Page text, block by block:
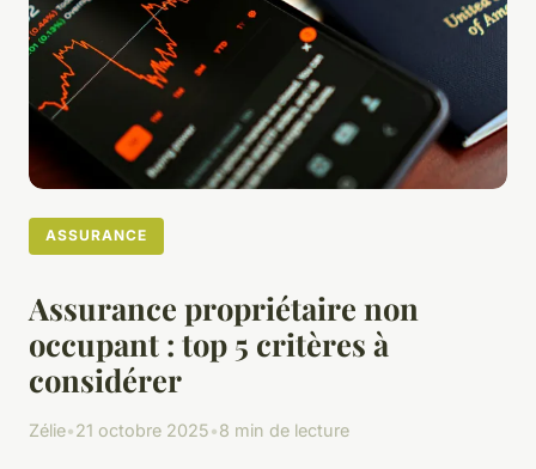
ASSURANCE
Assurance propriétaire non
occupant : top 5 critères à
considérer
Zélie•21 octobre 2025•8 min de lecture